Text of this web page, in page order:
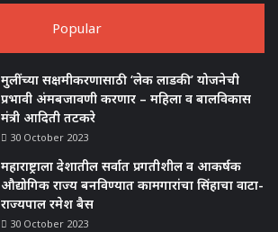
Popular
मुलींच्या सक्षमीकरणासाठी ‘लेक लाडकी’ योजनेची
प्रभावी अंमबजावणी करणार – महिला व बालविकास
मंत्री आदिती तटकरे
30 October 2023
महाराष्ट्राला देशातील सर्वात प्रगतीशील व आकर्षक
औद्योगिक राज्य बनविण्यात कामगारांचा सिंहाचा वाटा-
राज्यपाल रमेश बैस
30 October 2023